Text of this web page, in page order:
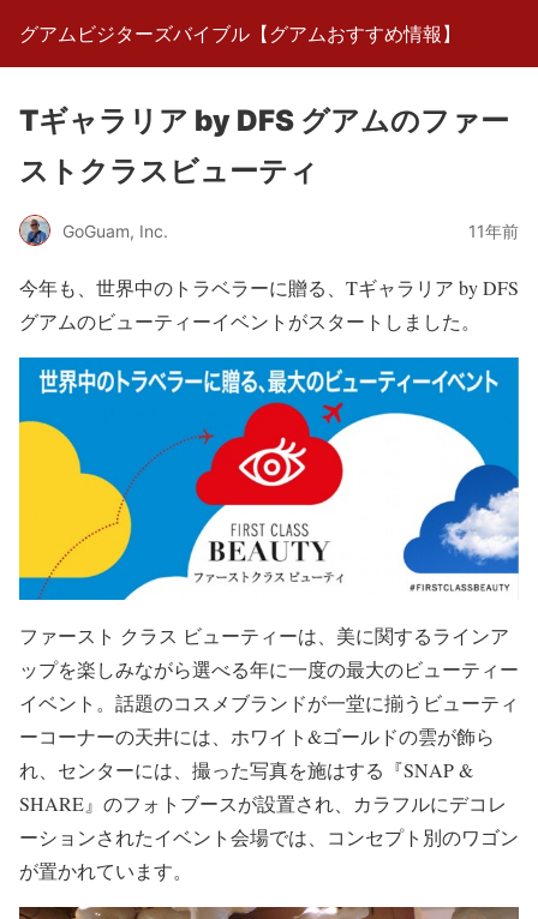
グアムビジターズバイブル【グアムおすすめ情報】
Tギャラリア by DFS グアムのファー
ストクラスビューティ
GoGuam, Inc. 11年前
今年も、世界中のトラベラーに贈る、Tギャラリア by DFS
グアムのビューティーイベントがスタートしました。
ファースト クラス ビューティーは、美に関するラインア
ップを楽しみながら選べる年に一度の最大のビューティー
イベント。話題のコスメブランドが一堂に揃うビューティ
ーコーナーの天井には、ホワイト&ゴールドの雲が飾ら
れ、センターには、撮った写真を施はする『SNAP &
SHARE』のフォトブースが設置され、カラフルにデコレ
ーションされたイベント会場では、コンセプト別のワゴン
が置かれています。